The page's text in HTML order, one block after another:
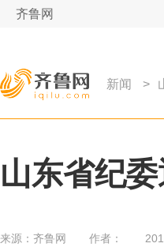
齐鲁网
新闻 >
山东省纪
来源： 齐鲁网 作者：